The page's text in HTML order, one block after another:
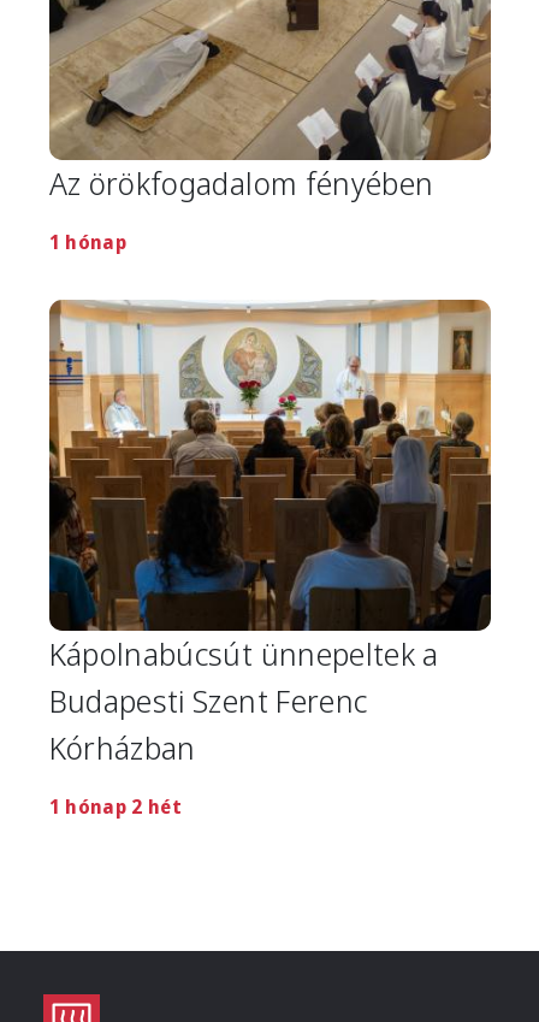
Az örökfogadalom fényében
1 hónap
Image
Kápolnabúcsút ünnepeltek a
Budapesti Szent Ferenc
Kórházban
1 hónap 2 hét